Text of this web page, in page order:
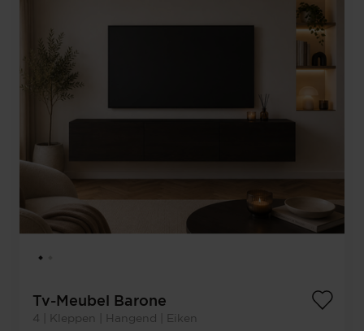
Tv-Meubel Barone
4 | Kleppen | Hangend | Eiken